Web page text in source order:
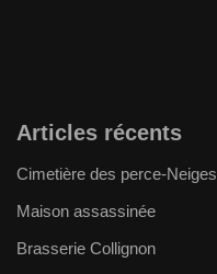
Articles récents
Cimetière des perce-Neiges
Maison assassinée
Brasserie Collignon